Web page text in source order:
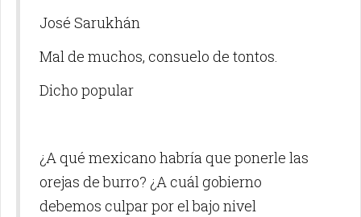
José Sarukhán
Mal de muchos, consuelo de tontos.
Dicho popular
¿A qué mexicano habría que ponerle las
orejas de burro? ¿A cuál gobierno
debemos culpar por el bajo nivel